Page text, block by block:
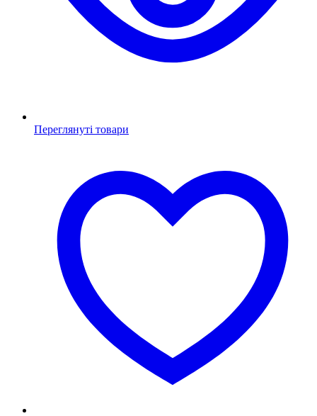
Переглянуті товари